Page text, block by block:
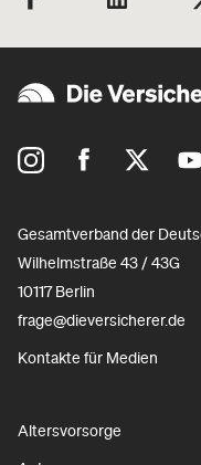
Gesamtverband der
Wilhelmstraße 43 / 43G
10117 Berlin
frage@dieversicherer.de
Kontakte für Medien
Altersvorsorge